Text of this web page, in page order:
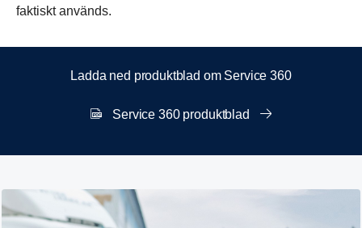
faktiskt används.
Ladda ned produktblad om Service 360
Service 360 produktblad